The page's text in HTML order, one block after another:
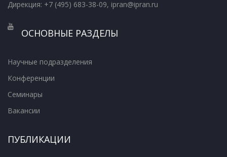
Дирекция: +7 (495) 683-38-09, ipran@ipran.ru
ОСНОВНЫЕ РАЗДЕЛЫ
Научные подразделения
Конференции
Семинары
Вакансии
ПУБЛИКАЦИИ